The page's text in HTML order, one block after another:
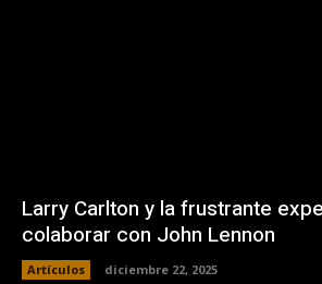
Larry Carlton y la frustrante
colaborar con John Lennon
Artículos diciembre 22, 2025